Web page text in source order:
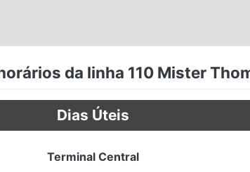
da linha 110 Mister
Dias Úteis
Terminal Central